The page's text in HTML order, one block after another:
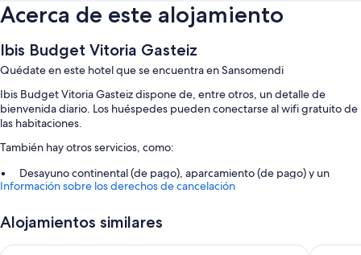
Acerca de este alojamiento
Ibis Budget Vitoria Gasteiz
Quédate en este hotel que se encuentra en Sansomendi
Ibis Budget Vitoria Gasteiz dispone de, entre otros, un detalle de
bienvenida diario. Los huéspedes pueden conectarse al wifi gratuito de
las habitaciones.
También hay otros servicios, como:
Desayuno continental (de pago), aparcamiento (de pago) y un
punto de recarga para coches
de recepción las 24 horas
Consigna de equipaje, información de visitas en bicicleta y un
Información sobre los derechos de cancelación
Alojamientos similares